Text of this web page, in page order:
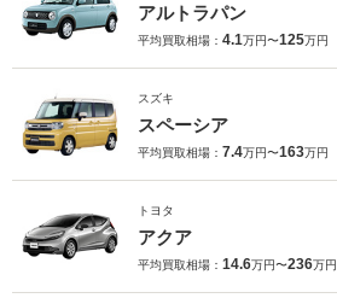
アルトラパン
平均買取相場： 4.1万円〜125万円
スズキ
スペーシア
平均買取相場： 7.4万円〜163万円
トヨタ
アクア
平均買取相場： 14.6万円〜236万円